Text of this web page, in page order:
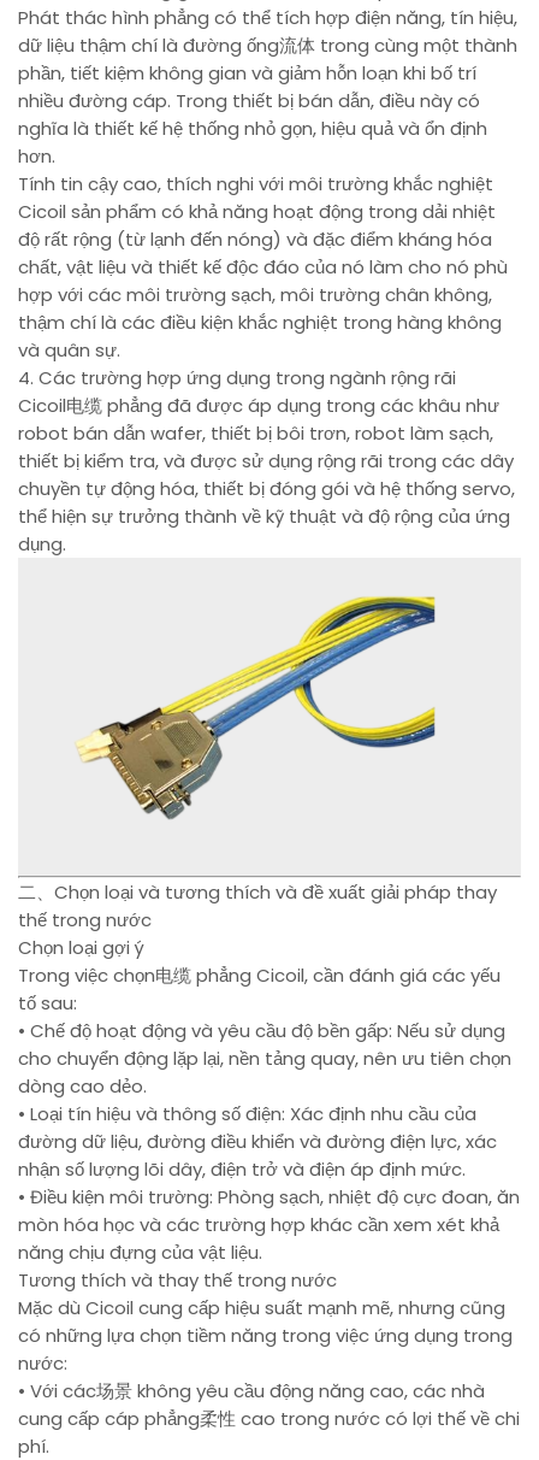
Phát thác hình phẳng có thể tích hợp điện năng, tín hiệu,
dữ liệu thậm chí là đường ống流体 trong cùng một thành
phần, tiết kiệm không gian và giảm hỗn loạn khi bố trí
nhiều đường cáp. Trong thiết bị bán dẫn, điều này có
nghĩa là thiết kế hệ thống nhỏ gọn, hiệu quả và ổn định
hơn.
Tính tin cậy cao, thích nghi với môi trường khắc nghiệt
Cicoil sản phẩm có khả năng hoạt động trong dải nhiệt
độ rất rộng (từ lạnh đến nóng) và đặc điểm kháng hóa
chất, vật liệu và thiết kế độc đáo của nó làm cho nó phù
hợp với các môi trường sạch, môi trường chân không,
thậm chí là các điều kiện khắc nghiệt trong hàng không
và quân sự.
4. Các trường hợp ứng dụng trong ngành rộng rãi
Cicoil电缆 phẳng đã được áp dụng trong các khâu như
robot bán dẫn wafer, thiết bị bôi trơn, robot làm sạch,
thiết bị kiểm tra, và được sử dụng rộng rãi trong các dây
chuyền tự động hóa, thiết bị đóng gói và hệ thống servo,
thể hiện sự trưởng thành về kỹ thuật và độ rộng của ứng
dụng.
二、Chọn loại và tương thích và đề xuất giải pháp thay
thế trong nước
Chọn loại gợi ý
Trong việc chọn电缆 phẳng Cicoil, cần đánh giá các yếu
tố sau:
• Chế độ hoạt động và yêu cầu độ bền gấp: Nếu sử dụng
cho chuyển động lặp lại, nền tảng quay, nên ưu tiên chọn
dòng cao dẻo.
• Loại tín hiệu và thông số điện: Xác định nhu cầu của
đường dữ liệu, đường điều khiển và đường điện lực, xác
nhận số lượng lõi dây, điện trở và điện áp định mức.
• Điều kiện môi trường: Phòng sạch, nhiệt độ cực đoan, ăn
mòn hóa học và các trường hợp khác cần xem xét khả
năng chịu đựng của vật liệu.
Tương thích và thay thế trong nước
Mặc dù Cicoil cung cấp hiệu suất mạnh mẽ, nhưng cũng
có những lựa chọn tiềm năng trong việc ứng dụng trong
nước:
• Với các场景 không yêu cầu động năng cao, các nhà
cung cấp cáp phẳng柔性 cao trong nước có lợi thế về chi
phí.